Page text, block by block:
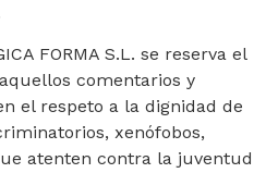
FORMA S.L. se reserva el
comentarios y
el respeto a la dignidad de
xenófobos,
atenten contra la juventud